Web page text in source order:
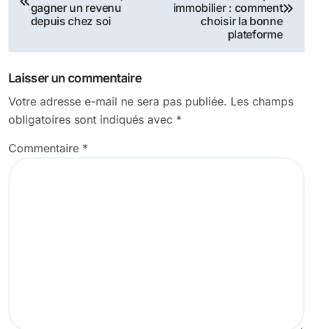
degagner un revenu
depuis chez soi
immobilier : comment
choisir la bonne
plateforme
Laisser un commentaire
Votre adresse e-mail ne sera pas publiée. Les champs
obligatoires sont indiqués avec *
Commentaire *